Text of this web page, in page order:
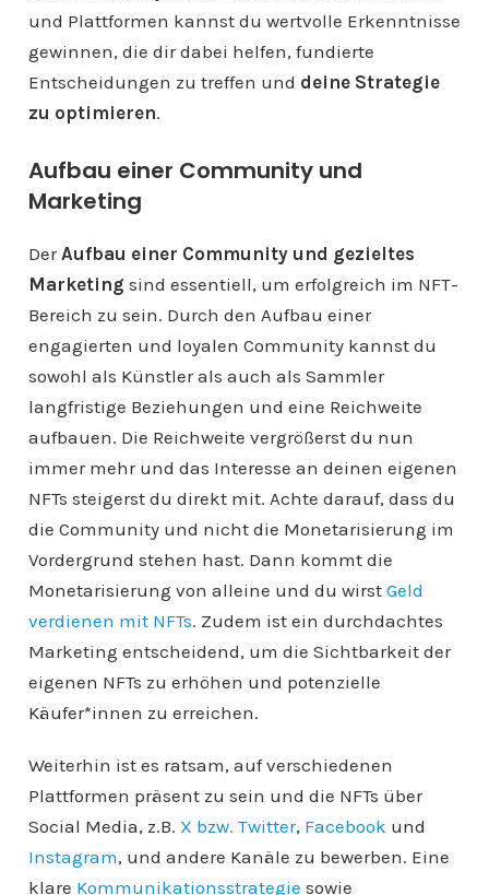
und Plattformen kannst du wertvolle Erkenntnisse
gewinnen, die dir dabei helfen, fundierte
Entscheidungen zu treffen und deine Strategie
zu optimieren.
Aufbau einer Community und
Marketing
DerAufbau einer Community und gezieltes
Marketing sind essentiell, um erfolgreich im NFT-
Bereich zu sein. Durch den Aufbau einer
engagierten und loyalen Community kannst du
sowohl als Künstler als auch als Sammler
langfristige Beziehungen und eine Reichweite
aufbauen. Die Reichweite vergrößerst du nun
immer mehr und das Interesse an deinen eigenen
NFTs steigerst du direkt mit. Achte darauf, dass du
die Community und nicht die Monetarisierung im
Vordergrund stehen hast. Dann kommt die
Monetarisierung von alleine und du wirst Geld
verdienen mit NFTs. Zudem ist ein durchdachtes
Marketing entscheidend, um die Sichtbarkeit der
eigenen NFTs zu erhöhen und potenzielle
Käufer*innen zu erreichen.
Weiterhin ist es ratsam, auf verschiedenen
Plattformen präsent zu sein und die NFTs über
Social Media, z.B. X bzw. Twitter, Facebook und
Instagram, und andere Kanäle zu bewerben. Eine
klare Kommunikationsstrategie sowie